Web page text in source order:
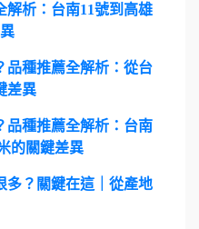
解析：台南11號到高雄
品種推薦全解析：從台
差異
品種推薦全解析：台南
的關鍵差異
多？關鍵在這｜從產地